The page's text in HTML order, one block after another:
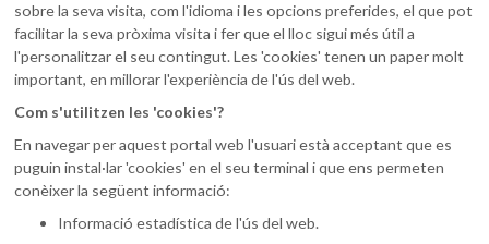
sobre la seva visita, com l'idioma i les opcions preferides, el que pot
facilitar la seva pròxima visita i fer que el lloc sigui més útil a
l'personalitzar el seu contingut. Les 'cookies' tenen un paper molt
important, en millorar l'experiència de l'ús del web.
Com s'utilitzen les 'cookies'?
En navegar per aquest portal web l'usuari està acceptant que es
puguin instal·lar 'cookies' en el seu terminal i que ens permeten
conèixer la següent informació:
Informació estadística de l'ús del web.